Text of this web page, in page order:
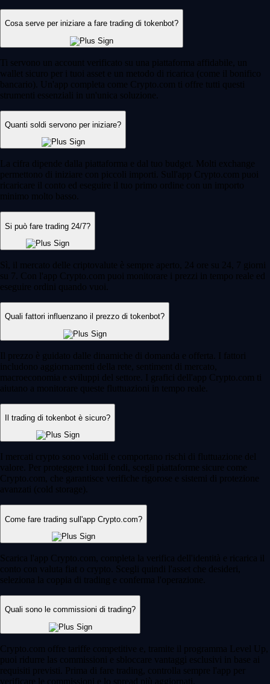
Cosa serve per iniziare a fare trading di tokenbot?
Ti servono un account verificato su una piattaforma affidabile, un
wallet sicuro per i tuoi asset e un metodo di ricarica (come il bonifico
bancario). Un'app completa come Crypto.com ti offre tutti questi
strumenti essenziali in un'unica soluzione.
Quanti soldi servono per iniziare?
La cifra dipende dalla piattaforma e dal tuo budget. Molti exchange
permettono di iniziare con piccoli importi. Sull'app Crypto.com puoi
ricaricare il conto ed eseguire il tuo primo ordine con un importo
minimo molto basso.
Si può fare trading 24/7?
Sì, il mercato delle criptovalute è sempre aperto, 24 ore su 24, 7 giorni
su 7. Con l'app Crypto.com puoi monitorare i prezzi in tempo reale ed
eseguire ordini quando vuoi.
Quali fattori influenzano il prezzo di tokenbot?
Il prezzo è guidato dalle dinamiche di domanda e offerta. I fattori
includono aggiornamenti della rete, sentiment di mercato,
macroeconomia e sviluppi del settore. I grafici dell'app Crypto.com ti
aiutano a monitorare queste fluttuazioni in tempo reale.
Il trading di tokenbot è sicuro?
I mercati crypto sono volatili e comportano rischi di fluttuazione del
valore. Per proteggere i tuoi fondi, scegli piattaforme sicure come
Crypto.com, che garantisce verifiche rigorose e sistemi di protezione
avanzati (cold storage).
Come fare trading sull'app Crypto.com?
Scarica l'app Crypto.com, completa la verifica dell'identità e ricarica il
conto con valuta fiat o crypto. Scegli quindi l'asset che desideri,
seleziona la coppia di trading e conferma l'operazione.
Quali sono le commissioni di trading?
Crypto.com offre tariffe competitive e, tramite il programma Level Up,
puoi ridurre las commissioni e sbloccare vantaggi esclusivi in base ai
requisiti previsti. Prima di fare trading, controlla sempre l'app per
verificare le commissioni e lo spread più aggiornati.